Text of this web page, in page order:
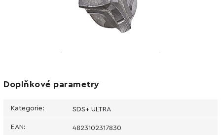
Doplňkové parametry
Kategorie: SDS+ ULTRA
EAN: 4823102317830